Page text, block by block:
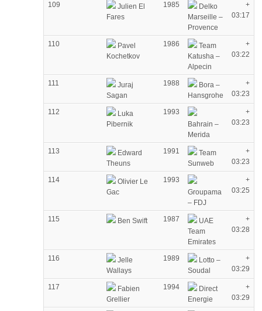
109
Julien El
Fares
1985
Delko
Marseille –
Provence
+
03:17
110
Pavel
Kochetkov
1986
Team
Katusha –
Alpecin
+
03:22
111
Juraj
Sagan
1988
Bora –
Hansgrohe
+
03:23
112
Luka
Pibernik
1993
Bahrain –
Merida
+
03:23
113
Edward
Theuns
1991
Team
Sunweb
+
03:23
114
Olivier Le
Gac
1993
Groupama
– FDJ
+
03:25
115 Ben Swift 1987
UAE
Team
Emirates
+
03:28
116
Jelle
Wallays
1989
Lotto –
Soudal
+
03:29
117
Fabien
Grellier
1994
Direct
Energie
+
03:29